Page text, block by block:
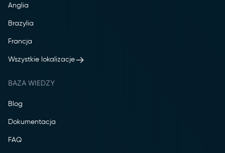
Anglia
Brazylia
Francja
Wszystkie lokalizacje
BAZA WIEDZY
Blog
Dokumentacja
FAQ